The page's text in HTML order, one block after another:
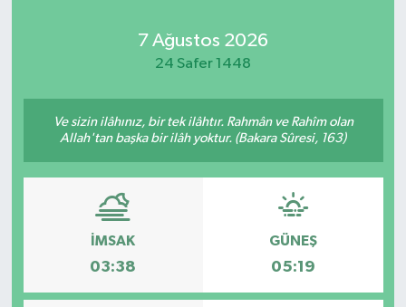
7 Ağustos 2026
24 Safer 1448
Ve sizin ilâhınız, bir tek ilâhtır. Rahmân ve Rahîm olan
Allah'tan başka bir ilâh yoktur. (Bakara Sûresi, 163)
İMSAK
03:38
GÜNEŞ
05:19
Yaşam